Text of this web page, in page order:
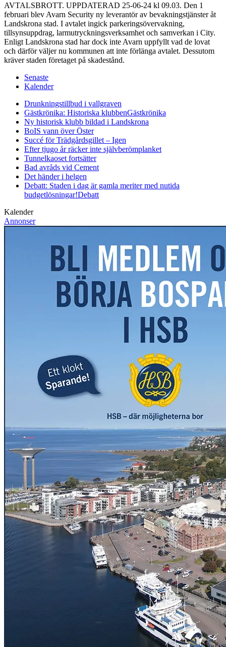
AVTALSBROTT. UPPDATERAD 25-06-24 kl 09.03. Den 1
februari blev Avarn Security ny leverantör av bevakningstjänster åt
Landskrona stad. I avtalet ingick parkeringsövervakning,
tillsynsuppdrag, larmutryckningsverksamhet och samverkan i City.
Enligt Landskrona stad har dock inte Avarn uppfyllt vad de lovat
och därför väljer nu kommunen att inte förlänga avtalet. Dessutom
kräver staden företaget på skadestånd.
Senaste
Kalender
Drunkningstillbud i vallgraven
Gästkrönika: Historiska klubbenGästkrönika
Ny historisk klubb bildad i Landskrona
BoIS vann över Öster
Succé för Trädgårdsgillet – Igen
Efter tjugo år räcker inte självberömplanket
Tunnelkaoset fortsätter
Bad avråds vid Cement
Det händer i helgen
Debatt: Staden i dag är gamla meriter med nutida
budgetlösningar!Debatt
Kalender
Annonser